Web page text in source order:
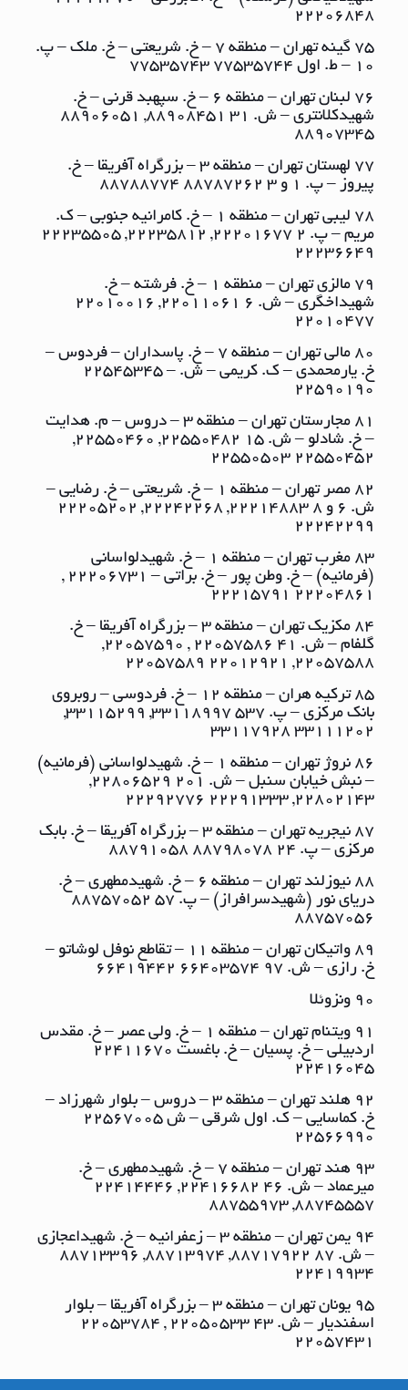
٢٢٢٠٦٨٤٨
75 گینه تهران – منطقه ٧ – خ. شریعتی – خ. ملک – پ.
١٠ – ط. اول ٧٧٥٣٥٧٤٤ ٧٧٥٣٥٧٤٣
76 لبنان تهران – منطقه ٦ – خ. سپهبد قرنی – خ.
شهیدکلانتری – ش. ٣١ ٨٨٩٠٨٤٥١, ٨٨٩٠٦٠٥١
٨٨٩٠٧٣٤٥
77 لهستان تهران – منطقه ٣ – بزرگراه آفریقا – خ.
پیروز – پ. ١ و ٣ ٨٨٧٨٧٢٦٢ ٨٨٧٨٨٧٧٤
78 لیبی تهران – منطقه ١ – خ. کامرانیه جنوبی – ک.
مریم – پ. ٢ ٢٢٢٠١٦٧٧, ٢٢٢٣٥٨١٢, ٢٢٢٣٥٥٠٥
٢٢٢٣٦٦٤٩
79 مالزی تهران – منطقه ١ – خ. فرشته – خ.
شهیداخگری – ش. ٦ ٢٢٠١١٠٦١, ٢٢٠١٠٠١٦
٢٢٠١٠٤٧٧
80 مالی تهران – منطقه ٧ – خ. پاسداران – فردوس –
خ. یارمحمدی – ک. کریمی – ش. – ٢٢٥٤٥٣٤٥
٢٢٥٩٠١٩٠
81 مجارستان تهران – منطقه ٣ – دروس – م. هدایت
– خ. شادلو – ش. ١٥ ٢٢٥٥٠٤٨٢, ٢٢٥٥٠٤٦٠,
٢٢٥٥٠٤٥٢ ٢٢٥٥٠٥٠٣
82 مصر تهران – منطقه ١ – خ. شریعتی – خ. رضایی –
ش. ٦ و ٨ ٢٢٢١٤٨٨٣, ٢٢٢٤٢٢٦٨, ٢٢٢٠٥٢٠٢
٢٢٢٤٢٢٩٩
83 مغرب تهران – منطقه ١ – خ. شهیدلواسانی
(فرمانیه) – خ. وطن پور – خ. براتی – ٢٢٢٠٦٧٣١ ,
٢٢٢٠٤٨٦١ ٢٢٢١٥٧٩١
84 مکزیک تهران – منطقه ٣ – بزرگراه آفریقا – خ.
گلفام – ش. ٤١ ٢٢٠٥٧٥٨٦ , ٢٢٠٥٧٥٩٠,
٢٢٠٥٧٥٨٨, ٢٢٠١٢٩٢١ ٢٢٠٥٧٥٨٩
85 ترکیه هران – منطقه ١٢ – خ. فردوسی – روبروی
بانک مرکزی – پ. ٥٣٧ ٣٣١١٨٩٩٧, ٣٣١١٥٢٩٩,
٣٣١١١٢٠٢ ٣٣١١٧٩٢٨
86 نروژ تهران – منطقه ١ – خ. شهیدلواسانی (فرمانیه)
– نبش خیابان سنبل – ش. ٢٠١ ٢٢٨٠٦٥٢٩,
٢٢٨٠٢١٤٣, ٢٢٢٩١٣٣٣ ٢٢٢٩٢٧٧٦
87 نیجریه تهران – منطقه ٣ – بزرگراه آفریقا – خ. بابک
مرکزی – پ. ٢٤ ٨٨٧٩٨٠٧٨ ٨٨٧٩١٠٥٨
88 نیوزلند تهران – منطقه ٦ – خ. شهیدمطهری – خ.
دریای نور (شهیدسرافراز) – پ. ٥٧ ٨٨٧٥٧٠٥٢
٨٨٧٥٧٠٥٦
89 واتیکان تهران – منطقه ١١ – تقاطع نوفل لوشاتو –
خ. رازی – ش. ٩٧ ٦٦٤٠٣٥٧٤ ٦٦٤١٩٤٤٢
90 ونزوئلا
91 ویتنام تهران – منطقه ١ – خ. ولی عصر – خ. مقدس
اردبیلی – خ. پسیان – خ. باغست ٢٢٤١١٦٧٠
٢٢٤١٦٠٤٥
92 هلند تهران – منطقه ٣ – دروس – بلوار شهرزاد –
خ. کماسایی – ک. اول شرقی – ش ٢٢٥٦٧٠٠٥
٢٢٥٦٦٩٩٠
93 هند تهران – منطقه ٧ – خ. شهیدمطهری – خ.
میرعماد – ش. ٤٦ ٢٢٤١٦٦٨٢, ٢٢٤١٤٤٤٦
٨٨٧٤٥٥٥٧, ٨٨٧٥٥٩٧٣
94 یمن تهران – منطقه ٣ – زعفرانیه – خ. شهیداعجازی
– ش. ٨٧ ٨٨٧١٧٩٢٢, ٨٨٧١٣٩٧٤, ٨٨٧١٣٣٩٦
٢٢٤١٩٩٣٤
95 یونان تهران – منطقه ٣ – بزرگراه آفریقا – بلوار
اسفندیار – ش. ٤٣ ٢٢٠٥٠٥٣٣ , ٢٢٠٥٣٧٨٤
٢٢٠٥٧٤٣١